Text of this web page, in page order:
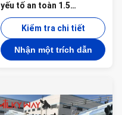
yếu tố an toàn 1.5
Mauritania Điện phân phối
cột thépKiểm tra chi tiết
Nhận một trích dẫn